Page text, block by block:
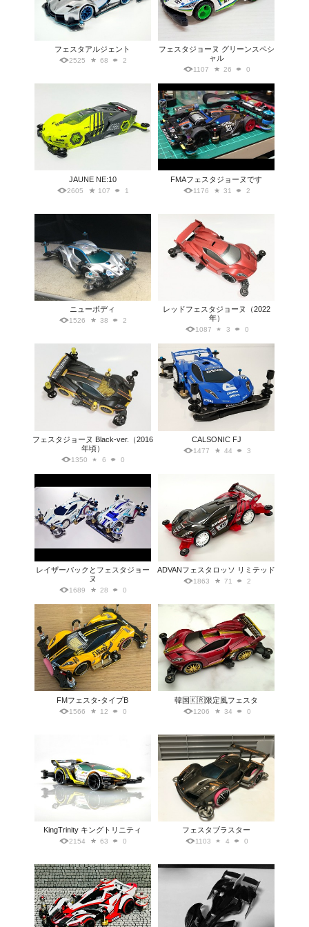
フェスタアルジェント
2525 68 2
フェスタジョーヌ グリーンスペシ
ャル
1107 26 0
JAUNE NE:10
2605 107 1
FMAフェスタジョーヌです
1176 31 2
ニューボディ
1526 38 2
レッドフェスタジョーヌ（2022
年）
1087 3 0
フェスタジョーヌ Black-ver.（2016
年頃）
1350 6 0
CALSONIC FJ
1477 44 3
レイザーバックとフェスタジョー
ヌ
1689 28 0
ADVANフェスタロッソ リミテッド
1863 71 2
FMフェスタ-タイプB
1566 12 0
韓国🇰🇷限定風フェスタ
1206 34 0
KingTrinity キングトリニティ
2154 63 0
フェスタブラスター
1103 4 0